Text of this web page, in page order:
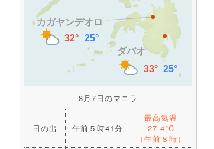
8月7日のマニラ
日の出 午前５時41分
最高気温
27.4°C
（午前８時）